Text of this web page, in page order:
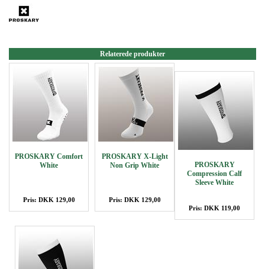
Relaterede produkter
PROSKARY Comfort
White
Pris: DKK 129,00
PROSKARY X-Light
Non Grip White
Pris: DKK 129,00
PROSKARY
Compression Calf
Sleeve White
Pris: DKK 119,00